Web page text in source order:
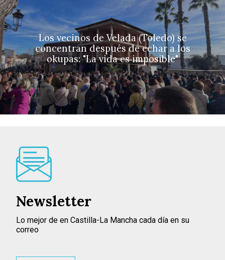
Los vecinos de Velada (Toledo) se
concentran después de echar a los
okupas: "La vida es imposible"
Newsletter
Lo mejor de en Castilla-La Mancha cada día en su
correo